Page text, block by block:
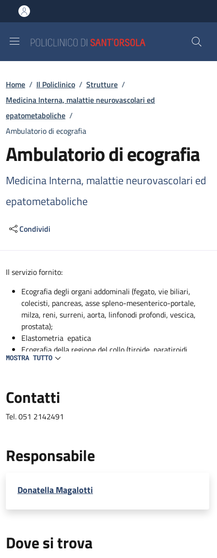
al contenuto principale
to footer content
Briciole di pane
Home / Il Policlinico / Strutture /
Medicina Interna, malattie neurovascolari ed
epatometaboliche /
Ambulatorio di ecografia
Ambulatorio di ecografia
Medicina Interna, malattie neurovascolari ed
epatometaboliche
Condividi
Descrizione
Il servizio fornito:
Ecografia degli organi addominali (fegato, vie biliari,
colecisti, pancreas, asse spleno-mesenterico-portale,
milza, reni, surreni, aorta, linfonodi profondi, vescica,
prostata);
Elastometria epatica
Ecografia della regione del collo (tiroide, paratiroidi,
ghiandole sottomandibolari, parotidi);
arteria epatica, arteria mesenterica superiore, arteria
EcocolorDoppler dei vasi del collo (carotidi, vertebrali,
Stroke)
MOSTRA TUTTO
Contatti
Tel. 051 2142491
Responsabile
Donatella Magalotti
Dove si trova